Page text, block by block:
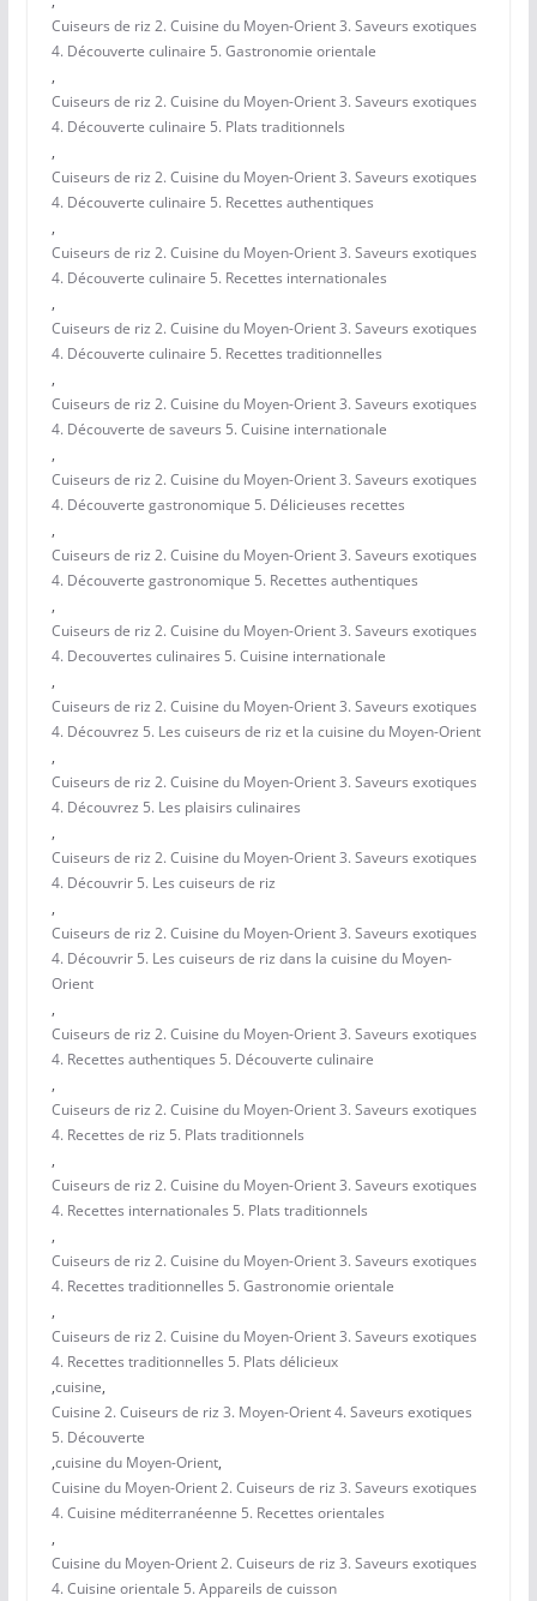
Cuiseurs de riz 2. Cuisine du Moyen-Orient 3. Saveurs exotiques
4. Découverte culinaire 5. Gastronomie orientale
,
Cuiseurs de riz 2. Cuisine du Moyen-Orient 3. Saveurs exotiques
4. Découverte culinaire 5. Plats traditionnels
,
Cuiseurs de riz 2. Cuisine du Moyen-Orient 3. Saveurs exotiques
4. Découverte culinaire 5. Recettes authentiques
,
Cuiseurs de riz 2. Cuisine du Moyen-Orient 3. Saveurs exotiques
4. Découverte culinaire 5. Recettes internationales
,
Cuiseurs de riz 2. Cuisine du Moyen-Orient 3. Saveurs exotiques
4. Découverte culinaire 5. Recettes traditionnelles
,
Cuiseurs de riz 2. Cuisine du Moyen-Orient 3. Saveurs exotiques
4. Découverte de saveurs 5. Cuisine internationale
,
Cuiseurs de riz 2. Cuisine du Moyen-Orient 3. Saveurs exotiques
4. Découverte gastronomique 5. Délicieuses recettes
,
Cuiseurs de riz 2. Cuisine du Moyen-Orient 3. Saveurs exotiques
4. Découverte gastronomique 5. Recettes authentiques
,
Cuiseurs de riz 2. Cuisine du Moyen-Orient 3. Saveurs exotiques
4. Decouvertes culinaires 5. Cuisine internationale
,
Cuiseurs de riz 2. Cuisine du Moyen-Orient 3. Saveurs exotiques
4. Découvrez 5. Les cuiseurs de riz et la cuisine du Moyen-Orient
,
Cuiseurs de riz 2. Cuisine du Moyen-Orient 3. Saveurs exotiques
4. Découvrez 5. Les plaisirs culinaires
,
Cuiseurs de riz 2. Cuisine du Moyen-Orient 3. Saveurs exotiques
4. Découvrir 5. Les cuiseurs de riz
,
Cuiseurs de riz 2. Cuisine du Moyen-Orient 3. Saveurs exotiques
4. Découvrir 5. Les cuiseurs de riz dans la cuisine du Moyen-
Orient
,
Cuiseurs de riz 2. Cuisine du Moyen-Orient 3. Saveurs exotiques
4. Recettes authentiques 5. Découverte culinaire
,
Cuiseurs de riz 2. Cuisine du Moyen-Orient 3. Saveurs exotiques
4. Recettes de riz 5. Plats traditionnels
,
Cuiseurs de riz 2. Cuisine du Moyen-Orient 3. Saveurs exotiques
4. Recettes internationales 5. Plats traditionnels
,
Cuiseurs de riz 2. Cuisine du Moyen-Orient 3. Saveurs exotiques
4. Recettes traditionnelles 5. Gastronomie orientale
,
Cuiseurs de riz 2. Cuisine du Moyen-Orient 3. Saveurs exotiques
4. Recettes traditionnelles 5. Plats délicieux
,cuisine,
Cuisine 2. Cuiseurs de riz 3. Moyen-Orient 4. Saveurs exotiques
5. Découverte
,cuisine du Moyen-Orient,
Cuisine du Moyen-Orient 2. Cuiseurs de riz 3. Saveurs exotiques
4. Cuisine méditerranéenne 5. Recettes orientales
,
Cuisine du Moyen-Orient 2. Cuiseurs de riz 3. Saveurs exotiques
4. Cuisine orientale 5. Appareils de cuisson